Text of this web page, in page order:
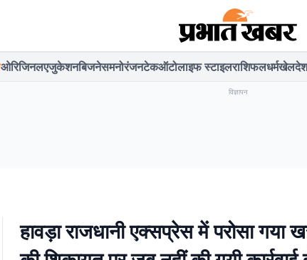
ओरिजिनलएजुकेशनबिजनेसमनोरंजनटेकऑटोलाइफ स्टाइलराशिफलधर्मखेलदेश
विज्ञापन
हावड़ा राजधानी एक्सप्रेस में परोसा गया